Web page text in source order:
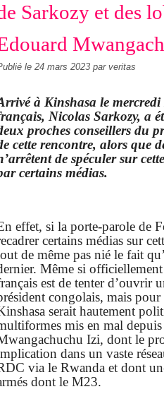
Sarkozy et des
le 24 mars 2023 par veritas
à Kinshasa le mercredi
Nicolas Sarkozy, a
proches conseillers du
cette rencontre, alors que
de spéculer sur
certains médias.
effet, si la porte-parole de
certains médias sur
de même pas nié le fait
Même si
est de tenter d’ouvrir
congolais, mais pour
serait hautement
mis en mal
Izi, dont le
dans un vaste
via le Rwanda et dont
dont le M23.